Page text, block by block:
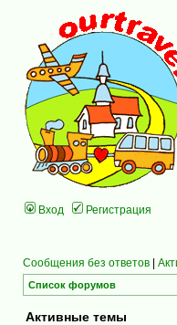
Вход Регистрация
Сообщения без ответов |
Список форумов
Активные темы